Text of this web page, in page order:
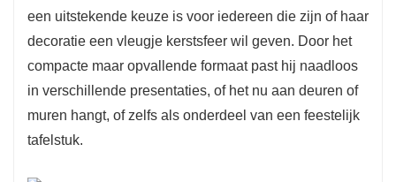
een uitstekende keuze is voor iedereen die zijn of haar
decoratie een vleugje kerstsfeer wil geven. Door het
compacte maar opvallende formaat past hij naadloos
in verschillende presentaties, of het nu aan deuren of
muren hangt, of zelfs als onderdeel van een feestelijk
tafelstuk.